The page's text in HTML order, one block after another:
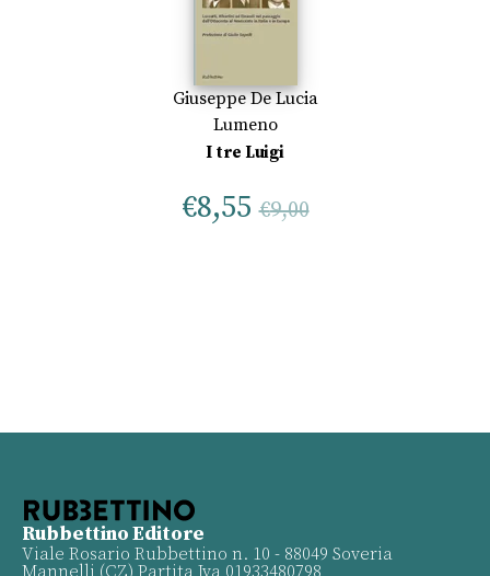
Giuseppe De Lucia
Lumeno
I tre Luigi
€8,55 €9,00
Rubbettino Editore
Viale Rosario Rubbettino n. 10 - 88049 Soveria
Mannelli (CZ) Partita Iva 01933480798